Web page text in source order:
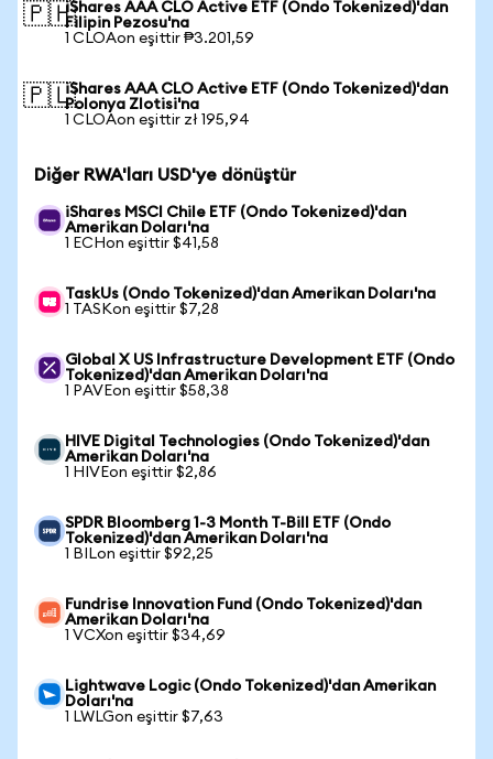
🇵🇭iShares AAA CLO Active ETF (Ondo Tokenized)'dan
Filipin Pezosu'na
1 CLOAon eşittir ₱3.201,59
🇵🇱iShares AAA CLO Active ETF (Ondo Tokenized)'dan
Polonya Zlotisi'na
1 CLOAon eşittir zł 195,94
Diğer RWA'ları USD'ye dönüştür
iShares MSCI Chile ETF (Ondo Tokenized)'dan
Amerikan Doları'na
1 ECHon eşittir $41,58
TaskUs (Ondo Tokenized)'dan Amerikan Doları'na
1 TASKon eşittir $7,28
Global X US Infrastructure Development ETF (Ondo
Tokenized)'dan Amerikan Doları'na
1 PAVEon eşittir $58,38
HIVE Digital Technologies (Ondo Tokenized)'dan
Amerikan Doları'na
1 HIVEon eşittir $2,86
SPDR Bloomberg 1-3 Month T-Bill ETF (Ondo
Tokenized)'dan Amerikan Doları'na
1 BILon eşittir $92,25
Fundrise Innovation Fund (Ondo Tokenized)'dan
Amerikan Doları'na
1 VCXon eşittir $34,69
Lightwave Logic (Ondo Tokenized)'dan Amerikan
Doları'na
1 LWLGon eşittir $7,63